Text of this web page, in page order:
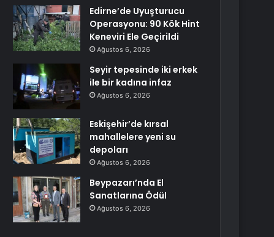
Edirne’de Uyuşturucu
Operasyonu: 90 Kök Hint
Keneviri Ele Geçirildi
Ağustos 6, 2026
Seyir tepesinde iki erkek
ile bir kadına infaz
Ağustos 6, 2026
Eskişehir’de kırsal
mahallelere yeni su
depoları
Ağustos 6, 2026
Beypazarı’nda El
Sanatlarına Ödül
Ağustos 6, 2026